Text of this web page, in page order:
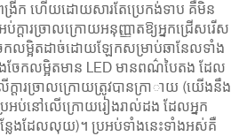
ក ហើយដោយសារតែប្រេកង់ទាប គឺមិន
តារច្រាលក្រោយអនុញ្ញាតឱ្យអ្នកជ្រើសរើស
កលម្អិតដាច់ដោយឡែកសម្រាប់ឆានែលទាំង
ងចែកលម្អិតមាន LED មានពណ៌បៃតង ដែល
ក្តារច្រាលក្រោយត្រូវបានកា្រាយ (យើងនឹង
អប់នៅលើក្រោយរៀងរាល់ដង ដែលអ្នក
លែងដែលលុយ)។ ប្រអប់ទាំងនេះទាំងអស់គឺ